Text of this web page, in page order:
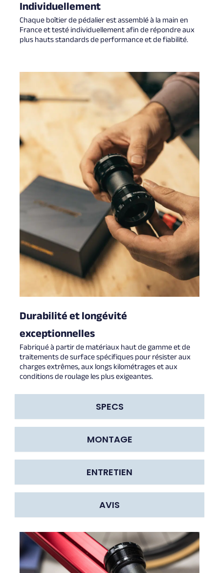
SPECS
MONTAGE
ENTRETIEN
AVIS
Individuellement
Chaque boîtier de pédalier est assemblé à la main en
France et testé individuellement afin de répondre aux
plus hauts standards de performance et de fiabilité.
Durabilité et longévité
exceptionnelles
Fabriqué à partir de matériaux haut de gamme et de
traitements de surface spécifiques pour résister aux
charges extrêmes, aux longs kilométrages et aux
conditions de roulage les plus exigeantes.